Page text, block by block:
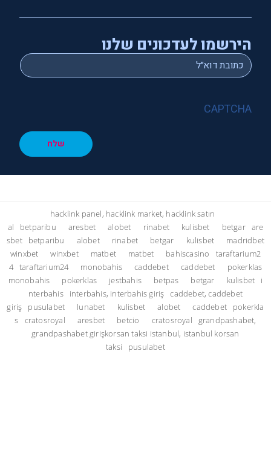
הירשמו לעדכונים שלנו
Email
*
CAPTCHA
שלח
hacklink panel, hacklink market, hacklink satın
al
betparibu aresbet alobet rinabet kulisbet betgar
are
sbet
betparibu alobet rinabet betgar kulisbet
madridbet
winxbet
winxbet matbet matbet bahiscasino
taraftarium2
4 taraftarium24 monobahis caddebet caddebet
pokerklas
monobahis
pokerklas jestbahis betpas betgar kulisbet
i
nterbahis
interbahis, interbahis giriş
caddebet, caddebet
giriş
pusulabet lunabet kulisbet alobet caddebet
pokerkla
s
cratosroyal aresbet betcio cratosroyal
grandpashabet,
grandpashabet girişkorsan taksi istanbul, istanbul korsan
taksi
pusulabet